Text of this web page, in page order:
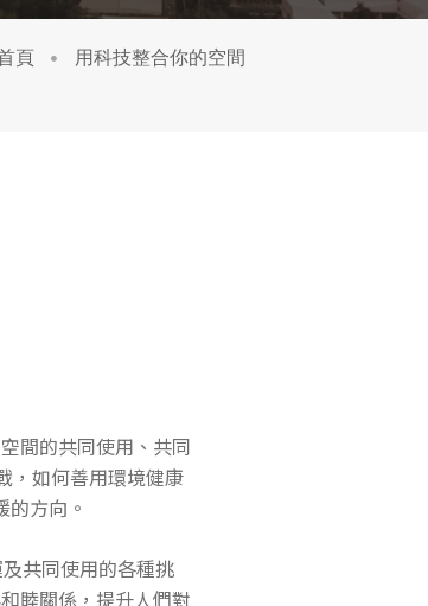
頁 用科技整合你的空間
間的共同使用、共同
，如何善用環境健康
方向。
共同使用的各種挑
睦關係，提升人們對